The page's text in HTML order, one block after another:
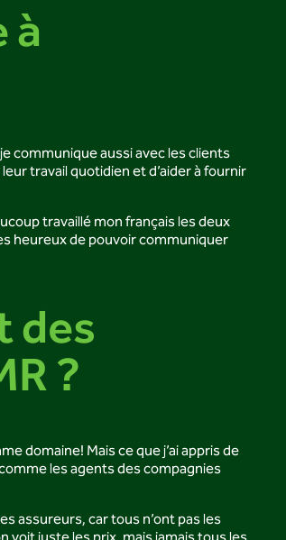
à
communique aussi avec les clients
travail quotidien et d’aider à fournir
travaillé mon français les deux
heureux de pouvoir communiquer
des
?
domaine! Mais ce que j’ai appris de
les agents des compagnies
assureurs, car tous n’ont pas les